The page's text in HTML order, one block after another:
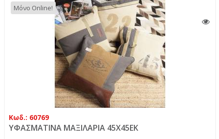
Μόνο Online!
Κωδ.: 60769
ΥΦΑΣΜΑΤΙΝΑ ΜΑΞΙΛΑΡΙΑ 45Χ45ΕΚ